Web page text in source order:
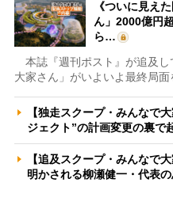
《ついに見え
ん」2000億円
ら…
本誌『週刊ポスト』が追及し
大家さん」がいよいよ最終局面
【独走スクープ・みんなで
ジェクト”の計画変更の裏で
【追及スクープ・みんなで
明かされる柳瀬健一・代表